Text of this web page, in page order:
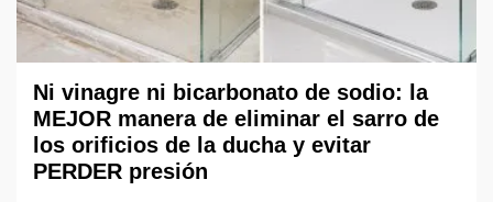
Ni vinagre ni bicarbonato de sodio: la
MEJOR manera de eliminar el sarro de
los orificios de la ducha y evitar
PERDER presión